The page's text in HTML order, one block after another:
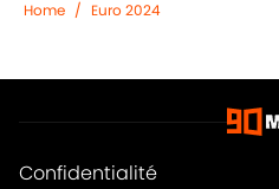
Home / Euro 2024
Confidentialité